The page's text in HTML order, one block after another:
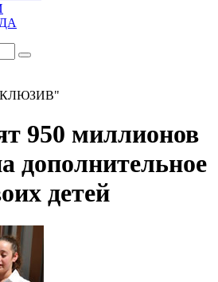
950 миллионов
дополнительное
детей